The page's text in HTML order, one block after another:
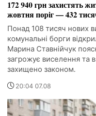
172 940 грн захистять
жовтня поріг — 432
Понад 108 тисяч нових
комунальні борги
Марина Ставнійчук
загрожує виселення та
захищено законом.
20:04 07.08